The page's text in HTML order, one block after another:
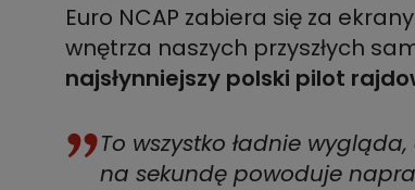
Euro NCAP zabiera się za
wnętrza naszych przyszłych
najsłynniejszy polski pilot
To wszystko ładnie
na sekundę powoduje